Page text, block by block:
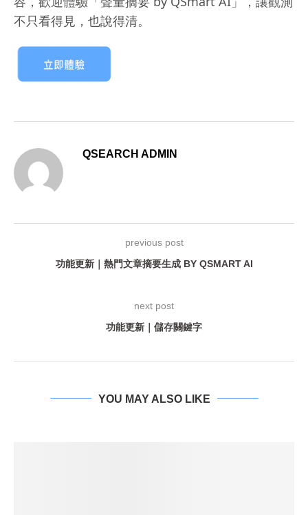
不只看得見，也說得清。
QSEARCH ADMIN
previous post
功能更新｜熱門文章摘要生成 BY QSMART AI
next post
功能更新｜儲存關鍵字
YOU MAY ALSO LIKE